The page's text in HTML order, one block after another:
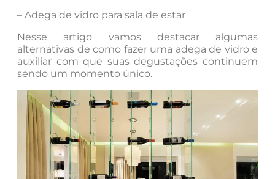
– Adega de vidro para sala de estar
Nesse artigo vamos destacar algumas
alternativas de como fazer uma adega de vidro e
auxiliar com que suas degustações continuem
sendo um momento único.